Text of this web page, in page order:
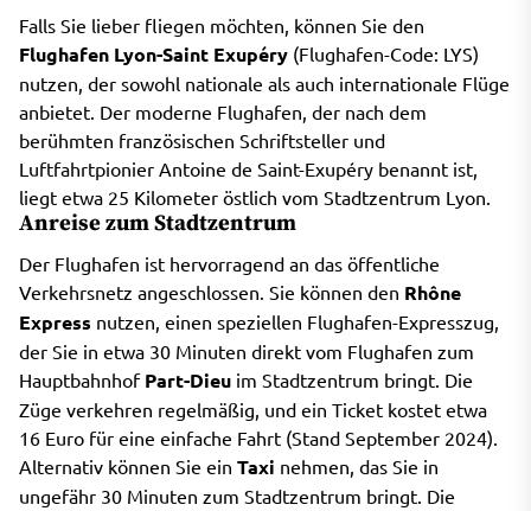
Falls Sie lieber fliegen möchten, können Sie den
Flughafen Lyon-Saint Exupéry (Flughafen-Code: LYS)
nutzen, der sowohl nationale als auch internationale Flüge
anbietet. Der moderne Flughafen, der nach dem
berühmten französischen Schriftsteller und
Luftfahrtpionier Antoine de Saint-Exupéry benannt ist,
liegt etwa 25 Kilometer östlich vom Stadtzentrum Lyon.
Anreise zum Stadtzentrum
Der Flughafen ist hervorragend an das öffentliche
Verkehrsnetz angeschlossen. Sie können den Rhône
Express nutzen, einen speziellen Flughafen-Expresszug,
der Sie in etwa 30 Minuten direkt vom Flughafen zum
Hauptbahnhof Part-Dieu im Stadtzentrum bringt. Die
Züge verkehren regelmäßig, und ein Ticket kostet etwa
16 Euro für eine einfache Fahrt (Stand September 2024).
Alternativ können Sie ein Taxi nehmen, das Sie in
ungefähr 30 Minuten zum Stadtzentrum bringt. Die